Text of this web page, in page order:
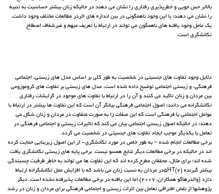
بالاتر حس جویی و خطرپذیری رفتاری را نشان می دهند در حالیکه زنان بیشتر حساسیت به تنبیه
را نشان می دهند؛ با این وجود ناهمگونی در بین اندازه های اثردر مطالعات مختلف وجود داشت.
یک عامل وجود یافته های ناهمگون می تواند در ارتباط با تعریف مبهم و غیرشفاف اصطلاح
تکانشگری است.
دلایل وجود تفاوت های جنسیتی در شخصیت به طور کلی بر اساس مدل های زیستی، اجتماعی
فرهنگی، و زیستی اجتماعی توضیح داده شده است. مدل های زیستی بر تفاوت های کروموزومی
بین مردان و زنان تاکید می کنند و آن را در ارتباط با تفاوت های موجود در گرایشات رفتاری
تکانشگرانه می دانند؛ اصول اجتماعی فرهنگی بیانگر آن است که این تفاوت ها بیشتر در ارتباط با
عوامل اجتماعی یا فرهنگی است که این صفات را به صورت متفاوت در مردان و زنان شکل می
دهند؛ در حالیکه اصول زیستی اجتماعی بیان می کند که تاثیرات زیستی و اجتماعی فرهنگی در
تعامل با یکدیگر موجب ایجاد تفاوت های جنسیتی در شخصیت می گردد.
برخی مطالعات انجام شده – به طور خاص در مورد تکانشگری- از این اصول زیربنایی حمایت کرده
اند در حالیکه در برخی مطالعات دیگر نتایج همسو نیست. برخی پایه های زیستی تکانشگری یافت
شده اند؛ برای مثال، محققان مطرح کرده اند که این تفاوت ها می تواند به خاطر ظرفیت چسبندگی
بیشتر گیرنده 5HT(2)در مردان به نسبت زنان می باشد که با افزایش عمل تکانشگرانه ارتباط
دارد (والدرهاگو همکاران، 2007).اما این یافته در برخی مطالعات پذیرفته نشده است. دیگر
پژوهشها از نقش افتراقی تعامل بین اثرات زیستی و اجتماعی فرهنگی برای مردان و زنان در رشد